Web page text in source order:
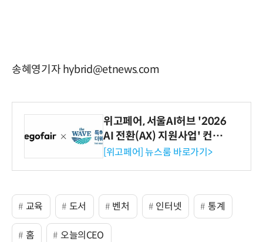
송혜영기자 hybrid@etnews.com
위고페어, 서울AI허브 '2026
AI 전환(AX) 지원사업' 컨소
시엄 선정
[위고페어] 뉴스룸 바로가기>
교육 도서 벤처 인터넷 통계
홈 오늘의CEO